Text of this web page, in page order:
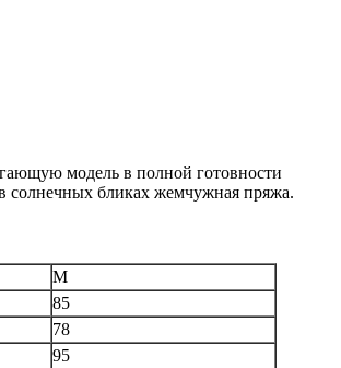
модель в полной готовности
солнечных бликах жемчужная пряжа.
M
85
78
95